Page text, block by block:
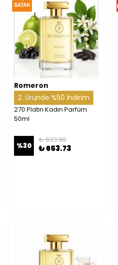
Romeron
2. Üründe %50 İndirim
270 Platin Kadın Parfüm
50ml
%30
₺ 933.90
₺ 653.73